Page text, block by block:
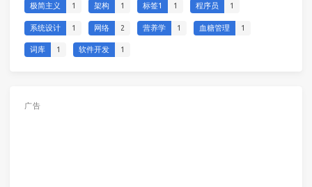
极简主义 1 架构 1 标签1 1 程序员 1
系统设计 1 网络 2 营养学 1 血糖管理 1
词库 1 软件开发 1
广告